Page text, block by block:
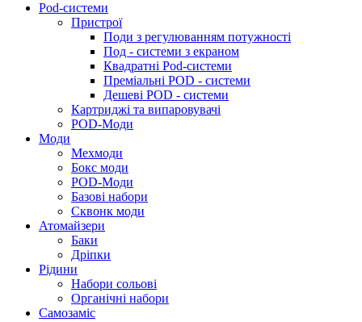
Pod-системи
Пристрої
Поди з регулюванням потужності
Под - системи з екраном
Квадратні Pod-системи
Преміальні POD - системи
Дешеві POD - системи
Картриджі та випаровувачі
POD-Моди
Моди
Мехмоди
Бокс моди
POD-Моди
Базові набори
Сквонк моди
Атомайзери
Баки
Дріпки
Рідини
Набори сольові
Органічні набори
Самозаміс